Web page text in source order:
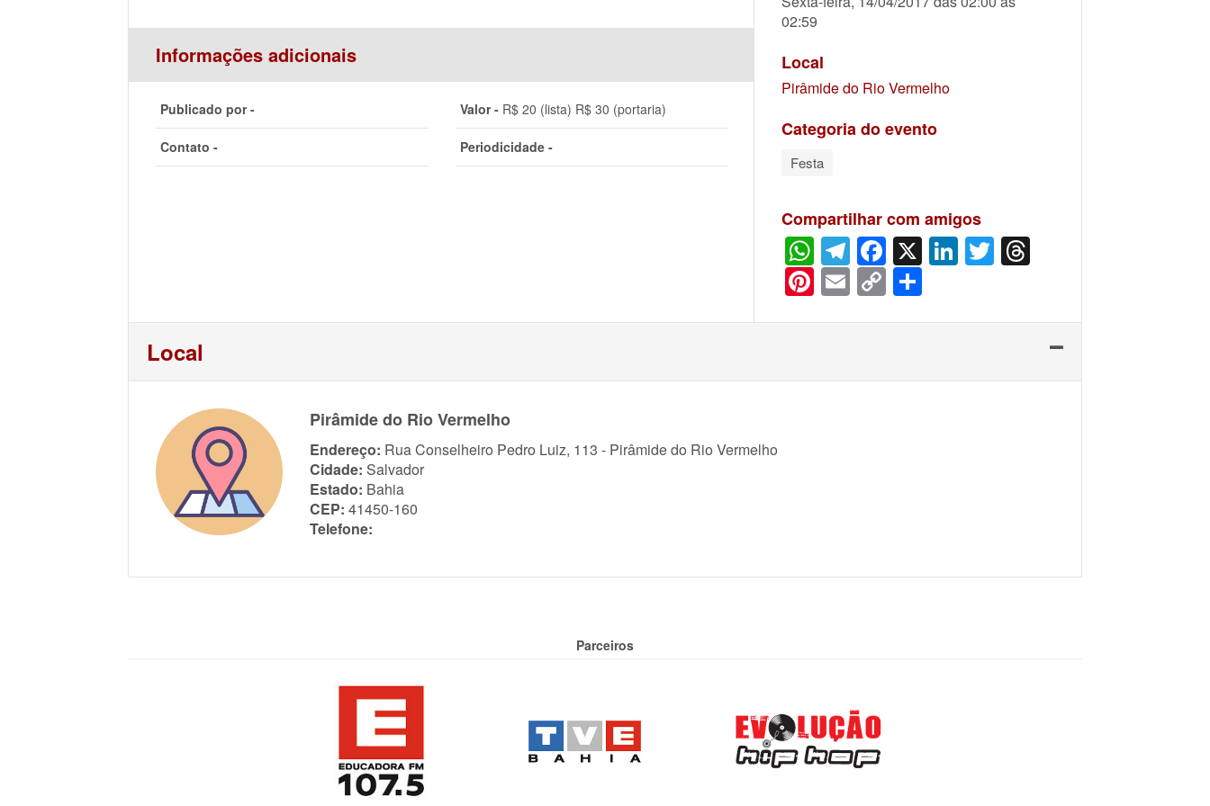
Informações adicionais
Publicado por - Valor -R$ 20 (lista) R$ 30 (portaria)
Contato - Periodicidade -
02:59
Local
Pirâmide do Rio Vermelho
Categoria do evento
Festa
Compartilhar com amigos
WhatsApp
Telegram
Facebook
X LinkedIn
Twitter
Pinterest
Email
Copy
Link
Local
Pirâmide do Rio Vermelho
Endereço: Rua Conselheiro Pedro Luiz, 113 - Pirâmide do Rio Vermelho
Cidade: Salvador
Estado: Bahia
CEP: 41450-160
Telefone:
Parceiros